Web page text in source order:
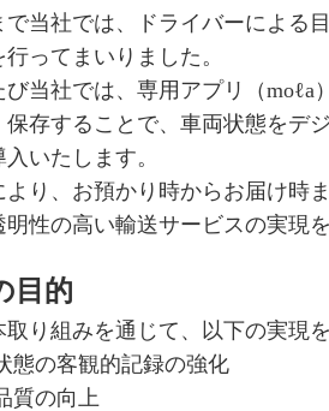
当社では、ドライバーによる
ってまいりました。
当社では、専用アプリ（moℓa
保存することで、車両状態をデ
いたします。
り、お預かり時からお届け時
性の高い輸送サービスの実現
目的
取り組みを通じて、以下の実現
態の客観的記録の強化
質の向上